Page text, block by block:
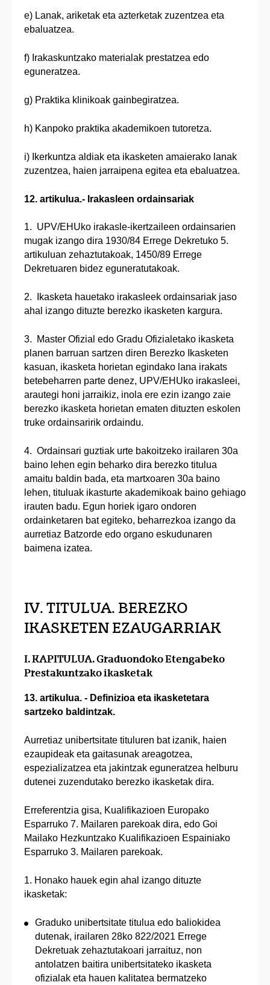
e) Lanak, ariketak eta azterketak zuzentzea eta
ebaluatzea.
f) Irakaskuntzako materialak prestatzea edo
eguneratzea.
g) Praktika klinikoak gainbegiratzea.
h) Kanpoko praktika akademikoen tutoretza.
i) Ikerkuntza aldiak eta ikasketen amaierako lanak
zuzentzea, haien jarraipena egitea eta ebaluatzea.
12. artikulua.- Irakasleen ordainsariak
1. UPV/EHUko irakasle-ikertzaileen ordainsarien
mugak izango dira 1930/84 Errege Dekretuko 5.
artikuluan zehaztutakoak, 1450/89 Errege
Dekretuaren bidez eguneratutakoak.
2. Ikasketa hauetako irakasleek ordainsariak jaso
ahal izango dituzte berezko ikasketen kargura.
3. Master Ofizial edo Gradu Ofizialetako ikasketa
planen barruan sartzen diren Berezko Ikasketen
kasuan, ikasketa horietan egindako lana irakats
betebeharren parte denez, UPV/EHUko irakasleei,
arautegi honi jarraikiz, inola ere ezin izango zaie
berezko ikasketa horietan ematen dituzten eskolen
truke ordainsaririk ordaindu.
4. Ordainsari guztiak urte bakoitzeko irailaren 30a
baino lehen egin beharko dira berezko titulua
amaitu baldin bada, eta martxoaren 30a baino
lehen, tituluak ikasturte akademikoak baino gehiago
irauten badu. Egun horiek igaro ondoren
ordainketaren bat egiteko, beharrezkoa izango da
aurretiaz Batzorde edo organo eskudunaren
baimena izatea.
IV. TITULUA. BEREZKO
IKASKETEN EZAUGARRIAK
I. KAPITULUA. Graduondoko Etengabeko
Prestakuntzako ikasketak
13. artikulua. - Definizioa eta ikasketetara
sartzeko baldintzak.
Aurretiaz unibertsitate tituluren bat izanik, haien
ezaupideak eta gaitasunak areagotzea,
espezializatzea eta jakintzak eguneratzea helburu
dutenei zuzendutako berezko ikasketak dira.
Erreferentzia gisa, Kualifikazioen Europako
Esparruko 7. Mailaren parekoak dira, edo Goi
Mailako Hezkuntzako Kualifikazioen Espainiako
Esparruko 3. Mailaren parekoak.
1. Honako hauek egin ahal izango dituzte
ikasketak:
Graduko unibertsitate titulua edo baliokidea
dutenak, irailaren 28ko 822/2021 Errege
Dekretuak zehaztutakoari jarraituz, non
antolatzen baitira unibertsitateko ikasketa
ofizialak eta hauen kalitatea bermatzeko